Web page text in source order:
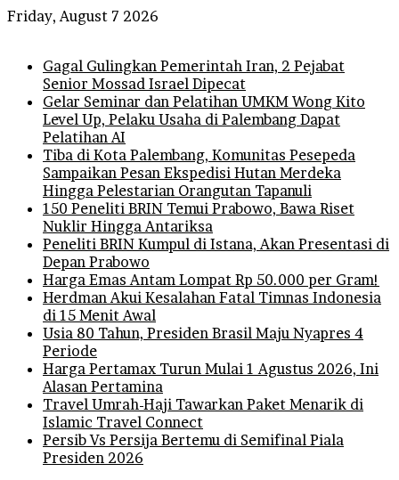
Friday, August 7 2026
Gagal Gulingkan Pemerintah Iran, 2 Pejabat
Senior Mossad Israel Dipecat
Gelar Seminar dan Pelatihan UMKM Wong Kito
Level Up, Pelaku Usaha di Palembang Dapat
Pelatihan AI
Tiba di Kota Palembang, Komunitas Pesepeda
Sampaikan Pesan Ekspedisi Hutan Merdeka
Hingga Pelestarian Orangutan Tapanuli
150 Peneliti BRIN Temui Prabowo, Bawa Riset
Nuklir Hingga Antariksa
Peneliti BRIN Kumpul di Istana, Akan Presentasi di
Depan Prabowo
Harga Emas Antam Lompat Rp 50.000 per Gram!
Herdman Akui Kesalahan Fatal Timnas Indonesia
di 15 Menit Awal
Usia 80 Tahun, Presiden Brasil Maju Nyapres 4
Periode
Harga Pertamax Turun Mulai 1 Agustus 2026, Ini
Alasan Pertamina
Travel Umrah-Haji Tawarkan Paket Menarik di
Islamic Travel Connect
Persib Vs Persija Bertemu di Semifinal Piala
Presiden 2026